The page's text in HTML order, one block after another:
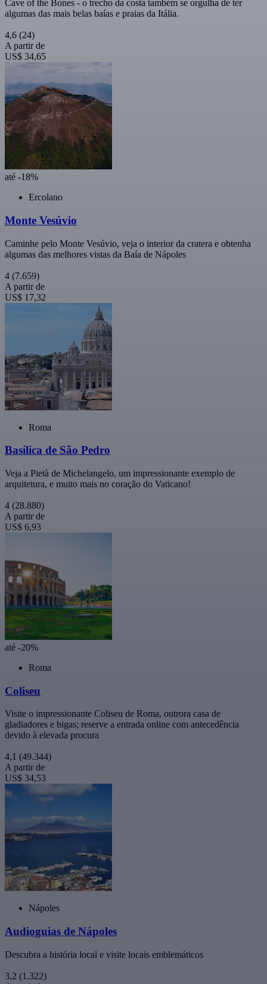
Cave of the Bones - o trecho da costa também se orgulha de ter
algumas das mais belas baías e praias da Itália.
4,6 (24)
A partir de
US$ 34,65
até -18%
Ercolano
Monte Vesúvio
Caminhe pelo Monte Vesúvio, veja o interior da cratera e obtenha
algumas das melhores vistas da Baía de Nápoles
4 (7.659)
A partir de
US$ 17,32
Roma
Basílica de São Pedro
Veja a Pietà de Michelangelo, um impressionante exemplo de
arquitetura, e muito mais no coração do Vaticano!
4 (28.880)
A partir de
US$ 6,93
até -20%
Roma
Coliseu
Visite o impressionante Coliseu de Roma, outrora casa de
gladiadores e bigas; reserve a entrada online com antecedência
devido à elevada procura
4,1 (49.344)
A partir de
US$ 34,53
Nápoles
Audioguias de Nápoles
Descubra a história local e visite locais emblemáticos
3,2 (1.322)